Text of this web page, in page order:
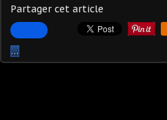
Partager cet article
…